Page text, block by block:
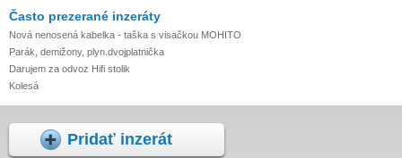
Často prezerané inzeráty
Nová nenosená kabelka - taška s visačkou MOHITO
Parák, demižony, plyn.dvojplatnička
Darujem za odvoz Hifi stolik
Kolesá
Pridať inzerát